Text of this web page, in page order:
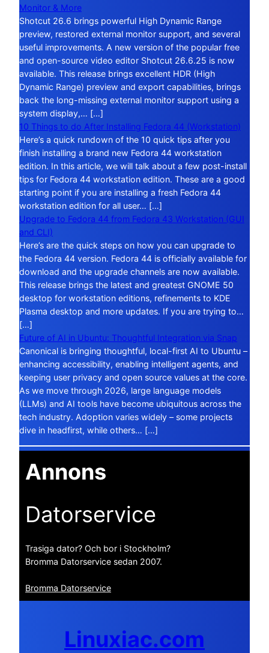
Monitor & More
Shotcut 26.6 brings powerful High Dynamic Range
preview, restored external monitor support, and several
useful improvements. A new version of the popular free
and open-source video editor Shotcut 26.6.25 is now
available. This release brings excellent HDR (High
Dynamic Range) preview and export capabilities, brings
back the long-missing external monitor support using a
system display,… […]
10 Things to do After Installing Fedora 44 (Workstation)
Here’s a quick rundown of the 10 quick tips after you
finish installing a brand new Fedora 44 workstation
edition. In this article, we will talk about a few post-install
tips for Fedora 44 workstation edition. These are a good
starting point if you are installing a fresh Fedora 44
workstation edition for all user… […]
Upgrade to Fedora 44 from Fedora 43 Workstation (GUI
and CLI)
Here’s are the quick steps on how you can upgrade to
the Fedora 44 version. Fedora 44 is officially available for
download and the upgrade channels are now available.
This release brings the latest and greatest GNOME 50
desktop for workstation editions, refinements to KDE
Plasma desktop and more updates. If you are trying to…
[…]
Future of AI in Ubuntu: Thoughtful Integration via Snap
Canonical is bringing thoughtful, local-first AI to Ubuntu –
enhancing accessibility, enabling intelligent agents, and
keeping user privacy and open source values at the core.
As we move through 2026, large language models
(LLMs) and AI tools have become ubiquitous across the
tech industry. Adoption varies widely – some projects
dive in headfirst, while others… […]
Annons
Datorservice
Trasiga dator? Och bor i Stockholm?
Bromma Datorservice sedan 2007.
Bromma Datorservice
Linuxiac.com